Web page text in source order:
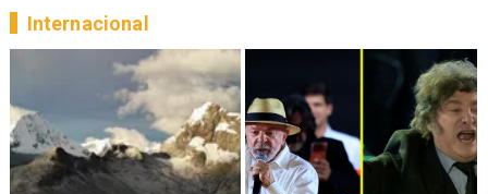
Internacional